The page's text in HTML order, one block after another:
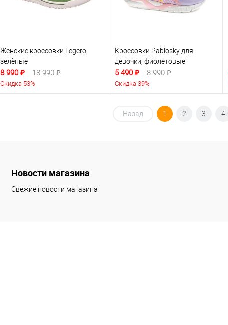
Женские кроссовки Legero,
зелёные
8 990 ₽ 18 990 ₽
Скидка 53%
Кроссовки Pablosky для
девочки, фиолетовые
5 490 ₽ 8 990 ₽
Скидка 39%
Назад 1 2 3 4
Новости магазина
Свежие новости магазина